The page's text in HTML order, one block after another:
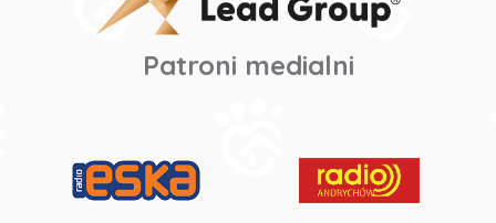
Patroni medialni